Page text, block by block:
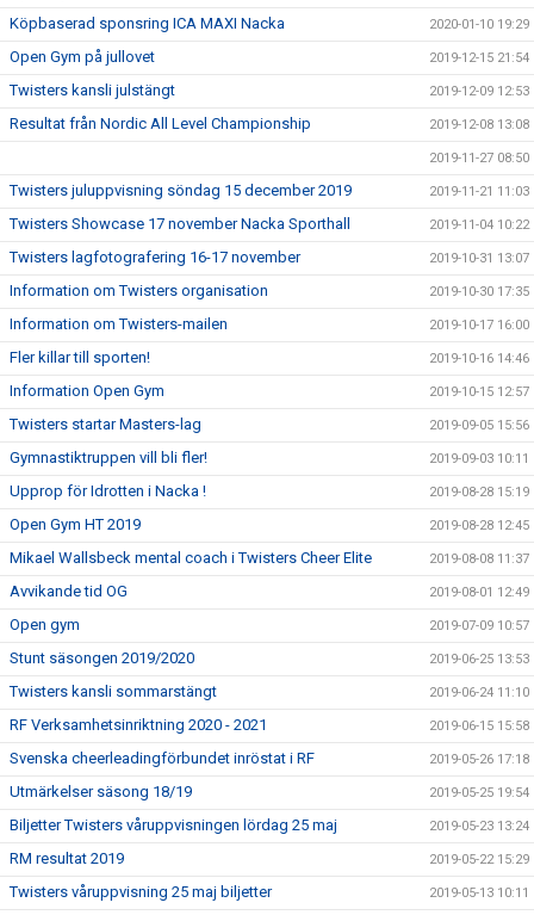
Köpbaserad sponsring ICA MAXI Nacka 2020-01-10 19:29
Open Gym på jullovet 2019-12-15 21:54
Twisters kansli julstängt 2019-12-09 12:53
Resultat från Nordic All Level Championship 2019-12-08 13:08
2019-11-27 08:50
Twisters juluppvisning söndag 15 december 2019 2019-11-21 11:03
Twisters Showcase 17 november Nacka Sporthall 2019-11-04 10:22
Twisters lagfotografering 16-17 november 2019-10-31 13:07
Information om Twisters organisation 2019-10-30 17:35
Information om Twisters-mailen 2019-10-17 16:00
Fler killar till sporten! 2019-10-16 14:46
Information Open Gym 2019-10-15 12:57
Twisters startar Masters-lag 2019-09-05 15:56
Gymnastiktruppen vill bli fler! 2019-09-03 10:11
Upprop för Idrotten i Nacka ! 2019-08-28 15:19
Open Gym HT 2019 2019-08-28 12:45
Mikael Wallsbeck mental coach i Twisters Cheer Elite 2019-08-08 11:37
Avvikande tid OG 2019-08-01 12:49
Open gym 2019-07-09 10:57
Stunt säsongen 2019/2020 2019-06-25 13:53
Twisters kansli sommarstängt 2019-06-24 11:10
RF Verksamhetsinriktning 2020 - 2021 2019-06-15 15:58
Svenska cheerleadingförbundet inröstat i RF 2019-05-26 17:18
Utmärkelser säsong 18/19 2019-05-25 19:54
Biljetter Twisters våruppvisningen lördag 25 maj 2019-05-23 13:24
RM resultat 2019 2019-05-22 15:29
Twisters våruppvisning 25 maj biljetter 2019-05-13 10:11